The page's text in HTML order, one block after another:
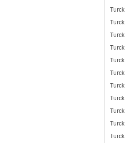
Turck
Turck
Turck
Turck
Turck
Turck
Turck
Turck
Turck
Turck
Turck